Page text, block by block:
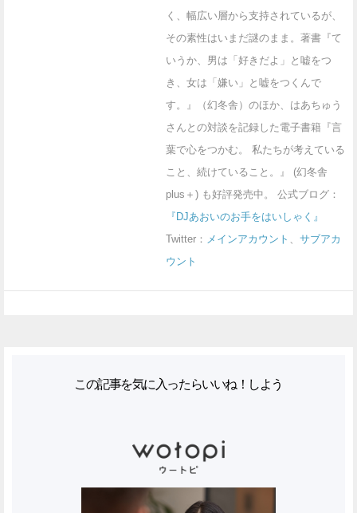
く、幅広い層から支持されているが、
その素性はいまだ謎のまま。著書『て
いうか、男は「好きだよ」と嘘をつ
き、女は「嫌い」と嘘をつくんで
す。』（幻冬舎）のほか、はあちゅう
さんとの対談を記録した電子書籍『言
葉で心をつかむ。 私たちが考えている
こと、続けていること。』 (幻冬舎
plus＋) も好評発売中。 公式ブログ：
『DJあおいのお手をはいしゃく』
Twitter： メインアカウント
サブアカ
ウント
この記事を気に入ったらいいね！しよう